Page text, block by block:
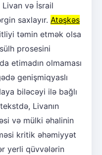
və İsrail
saxlayır. Atəşkəs
təmin etmək olsa
sülh prosesini
etimadın olmaması
genişmiqyaslı
biləcəyi ilə bağlı
Livanın
və mülki əhalinin
kritik əhəmiyyət
yerli qüvvələrin